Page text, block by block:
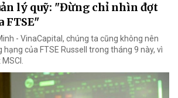
lý quỹ: "Đừng chỉ nhìn đợt
FTSE"
- VinaCapital, chúng ta cũng không nên
của FTSE Russell trong tháng 9 này, vì